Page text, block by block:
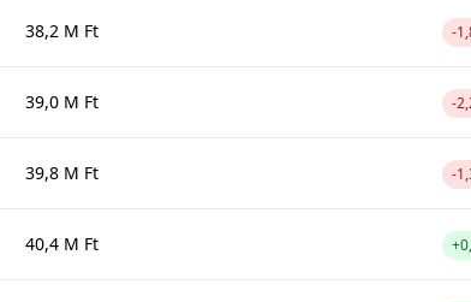
38,2 M Ft -
39,0 M Ft -
39,8 M Ft -
40,4 M Ft